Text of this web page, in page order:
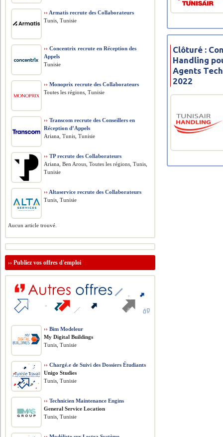
Clôturé :
Handling
Agents
2022
›› Armatis recrute des Collaborateurs
Tunis, Tunisie
›› Concentrix recrute en Réception des
Appels
Tunisie
›› Monoprix recrute des Collaborateurs
Toutes les régions, Tunisie
›› Transcom recrute des Conseillers en
Réception d’Appels
Ariana, Tunis, Tunisie
›› TP recrute des Collaborateurs
Ariana, Ben Arous, Toutes les régions, Tunis,
Tunisie
›› Altaservice recrute des Collaborateurs
Tunis, Tunisie
Aucun article trouvé.
››Publiez vos offres d'emploi
›› Bim Modeleur
My Digital Buildings
Tunis, Tunisie
›› Chargé.e de Suivi des Dossiers Étudiants
Unigo Studies
Tunis, Tunisie
›› Technicien Maintenance Engins
General Service Location
Tunis, Tunisie